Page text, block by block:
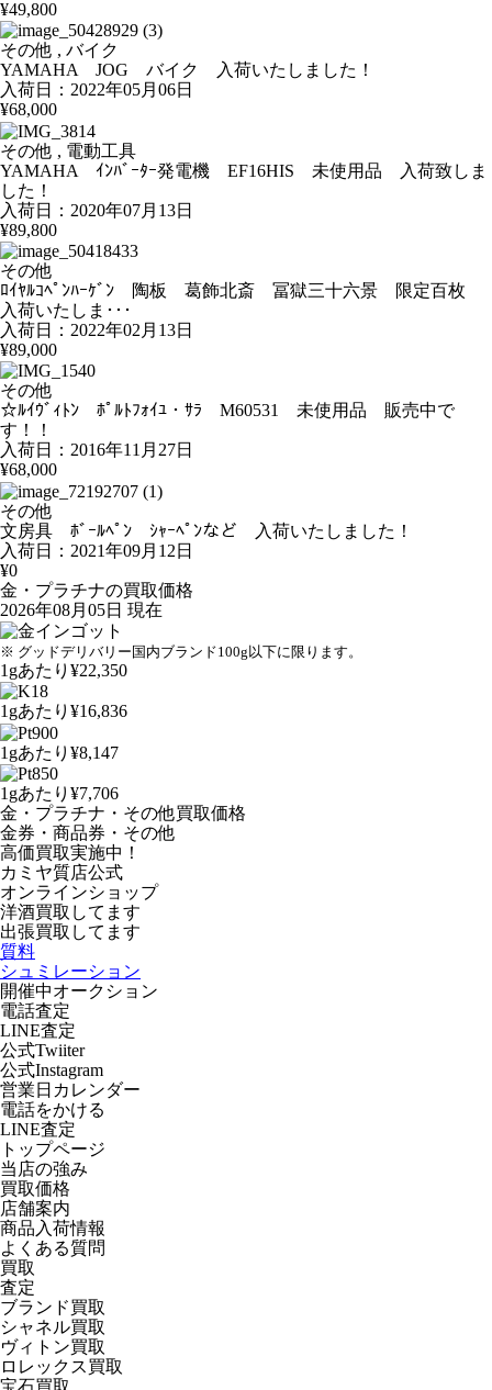
¥49,800
その他 , バイク
YAMAHA JOG バイク 入荷いたしました！
入荷日：2022年05月06日
¥68,000
その他 , 電動工具
YAMAHA ｲﾝﾊﾞｰﾀｰ発電機 EF16HIS 未使用品 入荷致しま
した！
入荷日：2020年07月13日
¥89,800
その他
ﾛｲﾔﾙｺﾍﾟﾝﾊｰｹﾞﾝ 陶板 葛飾北斎 冨獄三十六景 限定百枚
入荷いたしま･･･
入荷日：2022年02月13日
¥89,000
その他
☆ﾙｲｳﾞｨﾄﾝ ﾎﾟﾙﾄﾌｫｲﾕ・ｻﾗ M60531 未使用品 販売中で
す！！
入荷日：2016年11月27日
¥68,000
その他
文房具 ﾎﾞｰﾙﾍﾟﾝ ｼｬｰﾍﾟﾝなど 入荷いたしました！
入荷日：2021年09月12日
¥0
金・プラチナの買取価格
2026年08月05日 現在
※ グッドデリバリー国内ブランド100g以下に限ります。
1gあたり ¥22,350
1gあたり ¥16,836
1gあたり ¥8,147
1gあたり ¥7,706
金・プラチナ・その他買取価格
金券・商品券・その他
高価買取実施中！
カミヤ質店公式
オンラインショップ
洋酒買取してます
出張買取 してます
質料
シュミレーション
開催中オークション
電話査定
LINE査定
公式Twiiter
公式Instagram
営業日カレンダー
電話をかける
LINE査定
トップページ
当店の強み
買取価格
店舗案内
商品入荷情報
よくある質問
買取
査定
ブランド買取
シャネル買取
ヴィトン買取
ロレックス買取
宝石買取